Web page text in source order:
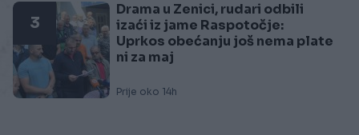
3
Drama u Zenici, rudari odbili
izaći iz jame Raspotočje:
Uprkos obećanju još nema plate
ni za maj
Prije oko 14h